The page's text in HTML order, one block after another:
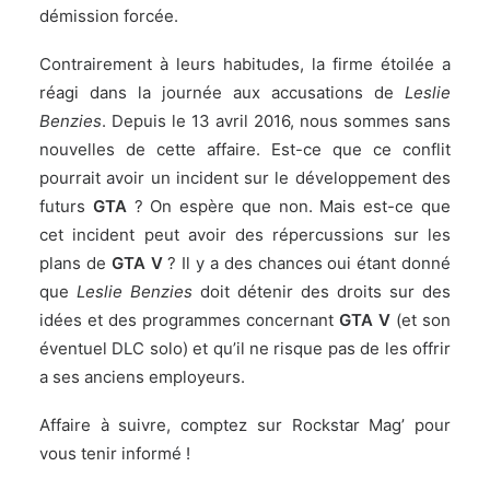
démission forcée.
Contrairement à leurs habitudes, la firme étoilée a
réagi dans la journée aux accusations de Leslie
Benzies. Depuis le 13 avril 2016, nous sommes sans
nouvelles de cette affaire. Est-ce que ce conflit
pourrait avoir un incident sur le développement des
futurs GTA? On espère que non. Mais est-ce que
cet incident peut avoir des répercussions sur les
plans de GTA V? Il y a des chances oui étant donné
que Leslie Benzies doit détenir des droits sur des
idées et des programmes concernant GTA V (et son
éventuel DLC solo) et qu’il ne risque pas de les offrir
a ses anciens employeurs.
Affaire à suivre, comptez sur Rockstar Mag’ pour
vous tenir informé !